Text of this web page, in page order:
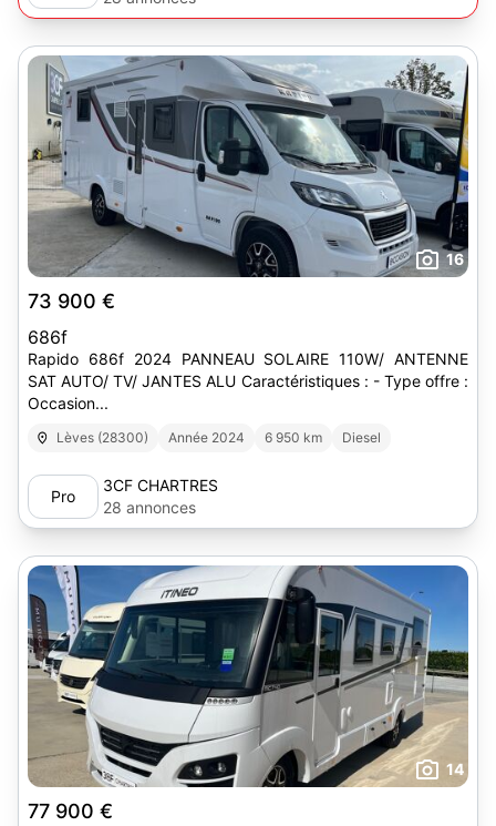
16
73 900 €
686f
Rapido 686f 2024 PANNEAU SOLAIRE 110W/ ANTENNE
SAT AUTO/ TV/ JANTES ALU Caractéristiques : - Type offre :
Occasion...
Lèves (28300) Année 2024 6 950 km Diesel
Pro
3CF CHARTRES
28 annonces
14
77 900 €